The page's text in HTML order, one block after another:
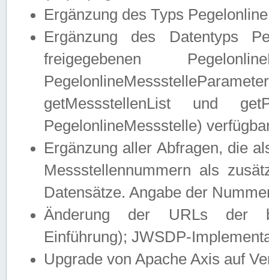
Ergänzung des Typs
Ergänzung des Datentyps
freigegebenen
getMessstellenList und
PegelonlineMessstelle)
Ergänzung aller Abfragen, die
Messstellennummern als
Datensätze. Angabe der
Änderung der URLs der
Einführung); JWSDP-
Upgrade von Apache Axis auf